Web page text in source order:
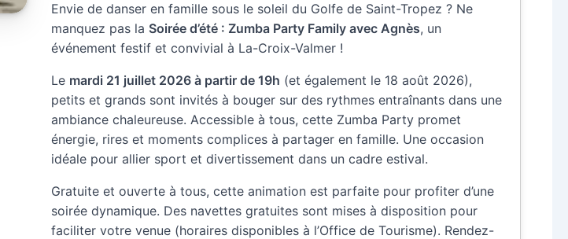
Envie de danser en famille sous le soleil du Golfe de Saint-Tropez ? Ne
manquez pas la Soirée d’été : Zumba Party Family avec Agnès, un
événement festif et convivial à La-Croix-Valmer !
Le mardi 21 juillet 2026 à partir de 19h (et également le 18 août 2026),
petits et grands sont invités à bouger sur des rythmes entraînants dans une
ambiance chaleureuse. Accessible à tous, cette Zumba Party promet
énergie, rires et moments complices à partager en famille. Une occasion
idéale pour allier sport et divertissement dans un cadre estival.
Gratuite et ouverte à tous, cette animation est parfaite pour profiter d’une
soirée dynamique. Des navettes gratuites sont mises à disposition pour
faciliter votre venue (horaires disponibles à l’Office de Tourisme). Rendez-